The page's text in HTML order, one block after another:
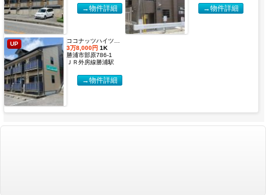
→物件詳細 →物件詳細
UP
ココナッツハイツ６【2027年度国際武道大学生 入居申込受付開始しました！】
3万8,000円 1K
勝浦市部原786-1
ＪＲ外房線勝浦駅
→物件詳細